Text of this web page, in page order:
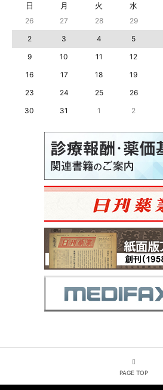
日 月 火 水
26 27 28 29
2
3 4 5
9
10 11 12
16
17 18 19
23
24 25 26
30
31 1 2
PAGE TOP